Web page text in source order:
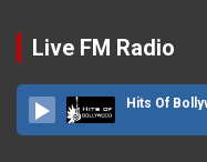
Live FM Radio
Hits Of